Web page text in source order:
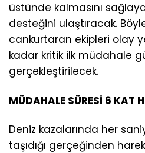
üstünde kalmasını
desteğini ulaştıracak.
cankurtaran ekipleri olay
kadar kritik ilk müdahale
gerçekleştirilecek.
MÜDAHALE SÜRESİ 6 KAT
Deniz kazalarında her
taşıdığı gerçeğinden